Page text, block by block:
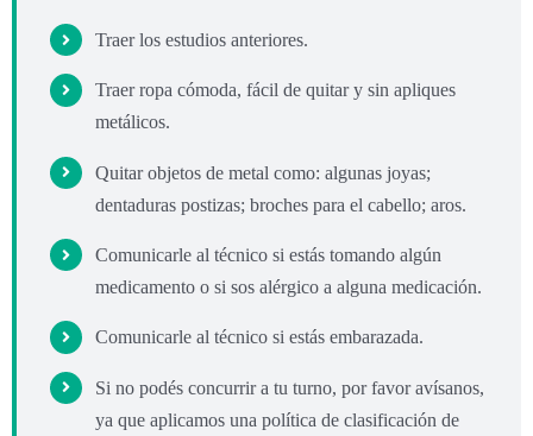
Traer los estudios anteriores.
Traer ropa cómoda, fácil de quitar y sin apliques
metálicos.
Quitar objetos de metal como: algunas joyas;
dentaduras postizas; broches para el cabello; aros.
Comunicarle al técnico si estás tomando algún
medicamento o si sos alérgico a alguna medicación.
Comunicarle al técnico si estás embarazada.
Si no podés concurrir a tu turno, por favor avísanos,
ya que aplicamos una política de clasificación de